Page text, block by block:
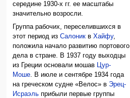
середине 1930-х гг. ее масштабы
значительно возросли.
Группа рабочих, переселившихся в
этот период изСалоник вХайфу,
положила начало развитию портового
дела в стране. В 1937 году выходцы
из Греции основали мошав
Цур-
Моше . В июле и сентябре 1934 года
на греческом судне «Велос» в Эрец-
Исраэль прибыли первые группы